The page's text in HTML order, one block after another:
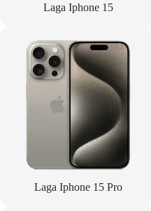
Laga Iphone 15
Laga Iphone 15 Pro